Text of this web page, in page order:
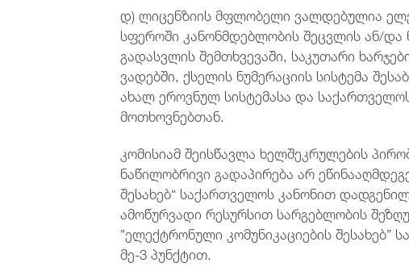
დ) ლიცენზიის მფლობელი ვალდებულია
სფეროში კანონმდებლობის შეცვლის ან/და
გადასვლის შემთხვევაში, საკუთარი
ვადებში, ქსელის ნუმერაციის სისტემა
ახალ ეროვნულ სისტემასა და
მოთხოვნებთან.
კომისიამ შეისწავლა ხელშეკრულების
ნაწილობრივი გადაპირება არ
შესახებ“ საქართველოს კანონით
ამოწურვადი რესურსით სარგებლობის
”ელექტრონული კომუნიკაციების შესახებ”
მე-3 პუნქტით.